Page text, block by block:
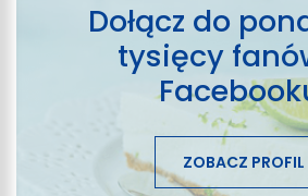
Dołącz do
tysięcy
ZOBACZ PROFIL